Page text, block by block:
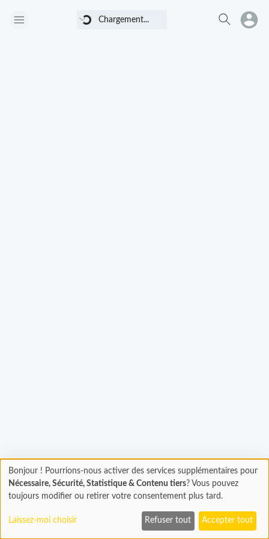
Chargement... Chargement...
Chargement
En cours...
Bonjour ! Pourrions-nous activer des services supplémentaires pour
Nécessaire, Sécurité, Statistique & Contenu tiers? Vous pouvez
toujours modifier ou retirer votre consentement plus tard.
Laissez-moi choisir Refuser tout Accepter tout